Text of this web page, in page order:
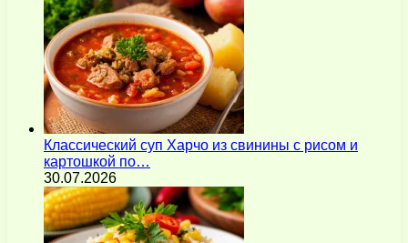
Классический суп Харчо из свинины с рисом и
картошкой по…
30.07.2026